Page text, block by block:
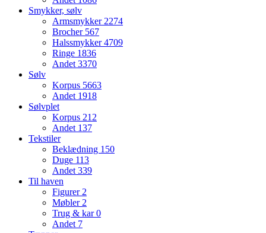
Smykker, sølv
Armsmykker 2274
Brocher 567
Halssmykker4709
Ringe 1836
Andet 3370
Sølv
Korpus 5663
Andet 1918
Sølvplet
Korpus 212
Andet 137
Tekstiler
Beklædning 150
Duge 113
Andet 339
Til haven
Figurer 2
Møbler 2
Trug & kar0
Andet 7